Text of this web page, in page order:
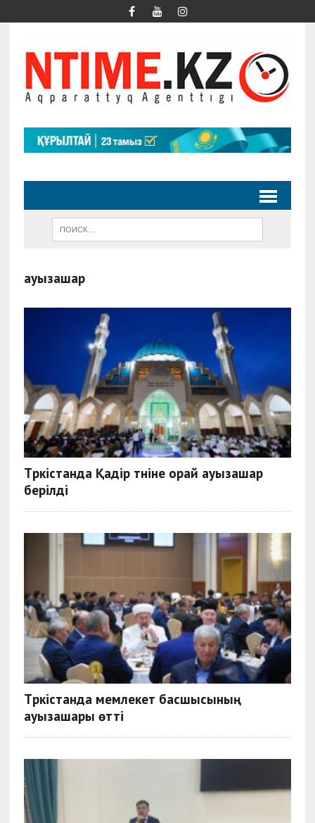
ауызашар
Түркістанда Қадір түніне орай ауызашар
берілді
Түркістанда мемлекет басшысының
ауызашары өтті